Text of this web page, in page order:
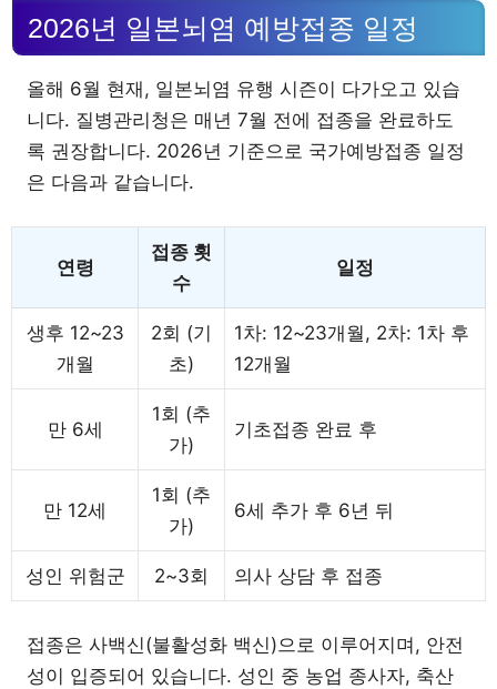
2026년 일본뇌염 예방접종 일정
올해 6월 현재, 일본뇌염 유행 시즌이 다가오고 있습
니다. 질병관리청은 매년 7월 전에 접종을 완료하도
록 권장합니다. 2026년 기준으로 국가예방접종 일정
은 다음과 같습니다.
연령
접종 횟
수
일정
생후 12~23
개월
2회 (기
초)
1차: 12~23개월, 2차: 1차 후
12개월
만 6세
1회 (추
가)
기초접종 완료 후
만 12세
1회 (추
가)
6세 추가 후 6년 뒤
성인 위험군 2~3회 의사 상담 후 접종
접종은 사백신(불활성화 백신)으로 이루어지며, 안전
성이 입증되어 있습니다. 성인 중 농업 종사자, 축산